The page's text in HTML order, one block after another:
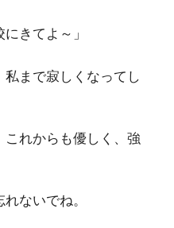
きてよ～」
まで寂しくなってし
れからも優しく、強
ないでね。